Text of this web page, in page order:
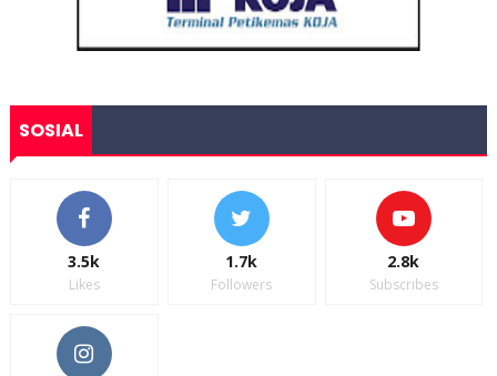
SOSIAL
3.5k
Likes
1.7k
Followers
2.8k
Subscribes